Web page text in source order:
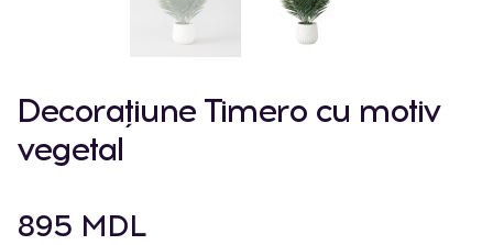
Decorațiune Timero cu motiv
vegetal
895 MDL